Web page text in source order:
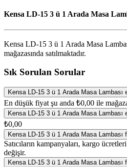
Kensa LD-15 3 ü 1 Arada Masa
Kensa LD-15 3 ü 1 Arada Masa
mağazasında satılmaktadır.
Sık Sorulan Sorular
Kensa LD-15 3 ü 1 Arada Masa Lambası
En düşük fiyat şu anda ₺0,00 ile
Kensa LD-15 3 ü 1 Arada Masa Lambası
₺0,00
Kensa LD-15 3 ü 1 Arada Masa Lambası
Satıcıların kampanyaları, kargo
değişir.
Kensa LD-15 3 ü 1 Arada Masa Lambası